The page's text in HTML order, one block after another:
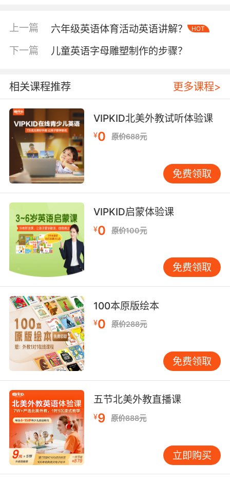
人工智能时代的到来为辩题注入新元素。“Robots
should replace human teachers（机器人应取
代人类教师）”的辩论中，学生需权衡技术精准性
情感互动维度仅达人类教师32%的水平，此类数
据可成为辩论的重要支撑。
社会现象类辩题
针对年龄适配的社会议题更能培养公民意识。
“Children should be allowed to use mobile
phones（儿童应被允许使用手机）”的辩论中，
支持者可列举紧急联络、信息获取等实用价值，
反对者则可引用WHO关于青少年屏幕使用时长的
最新建议。值得注意的是，辩题需避免涉及敏感
政治话题，聚焦文化、环保等普适性领域。
二、辩题设计的黄金法则
有效的辩题设计需遵循三大原则：
认知适配性原则
运算阶段初期，辩题需具备明确的是非边界。例
如“Is lying ever acceptable?（说谎何时可接
受）”比“Does God exist?”更符合其逻辑能力。
VIPKID教研团队通过大数据分析发现，含具体场
景的辩题（如“Should we tell the truth to a
dying patient?”）能提升83%的参与度。
平衡争议性原则
理想辩题应保证正反双方均有充足论据。以“Zoos
should be banned（应禁止动物园）”为例，正
方可从动物福利角度切入，引用动物行为学家
Temple Grandin关于圈养环境导致刻板行为的研
究；反方则可强调物种保护价值，如AZA（美国
动物园联合会）统计显示，94%的濒危物种保护
上一篇 六年级英语体育活动英语讲解？ HOT
下一篇 儿童英语字母雕塑制作的步骤？
相关课程推荐 更多课程>
VIPKID北美外教试听体验课
¥0 原价688元
免费领取
VIPKID启蒙体验课
¥0 原价100元
免费领取
100本原版绘本
¥0 原价288元
免费领取
五节北美外教直播课
¥9 原价888元
立即购买